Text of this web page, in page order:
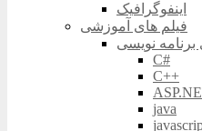
اینفوگرافیک
فیلم های آموزشی
برنامه نویسی
C#
C++
java